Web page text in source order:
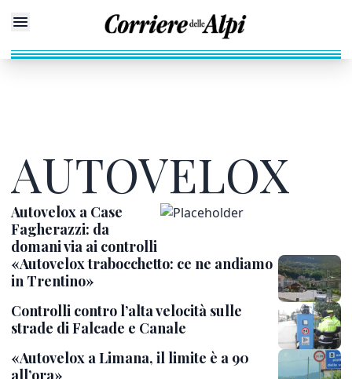
AUTOVELOX
Autovelox a Case
Fagherazzi: da
domani via ai controlli
«Autovelox trabocchetto: ce ne andiamo
in Trentino»
Controlli contro l’alta velocità sulle
strade di Falcade e Canale
«Autovelox a Limana, il limite è a 90
all’ora»